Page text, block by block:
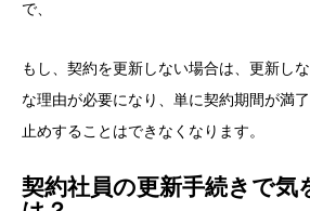
で、
もし、契約を更新しない場合は、更新し
な理由が必要になり、単に契約期間が満
止めすることはできなくなります。
契約社員の更新手続きで気